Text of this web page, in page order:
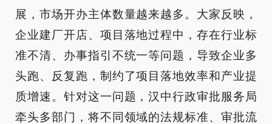
展，市场开办主体数量越来越多。大家反映，
企业建厂开店、项目落地过程中，存在行业标
准不清、办事指引不统一等问题，导致企业多
头跑、反复跑，制约了项目落地效率和产业提
质增速。针对这一问题，汉中行政审批服务局
牵头多部门，将不同领域的法规标准、审批流